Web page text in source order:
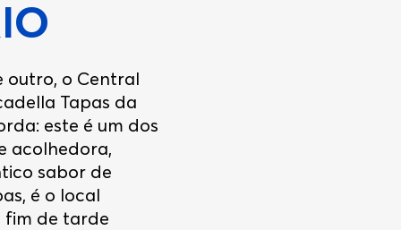
outro, o Central
Tapas da
este é um dos
acolhedora,
sabor de
é o local
fim de tarde